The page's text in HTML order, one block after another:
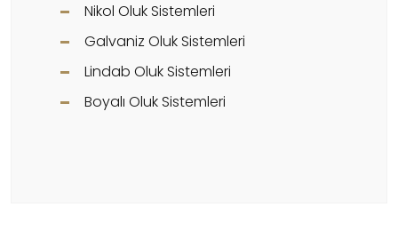
Nikol Oluk Sistemleri
Galvaniz Oluk Sistemleri
Lindab Oluk Sistemleri
Boyalı Oluk Sistemleri